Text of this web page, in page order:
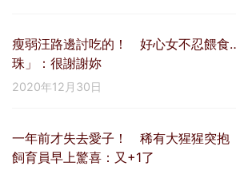
瘦弱汪路邊討吃的！ 好心女不忍餵食
珠」：很謝謝妳
2020年12月30日
一年前才失去愛子！ 稀有大猩猩突抱
飼育員早上驚喜：又+1了